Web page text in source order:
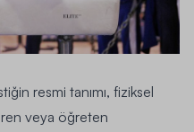
resmi tanımı, fiziksel
veya öğreten